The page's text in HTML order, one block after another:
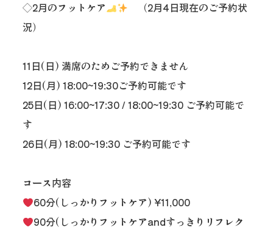
◇2月のフットケア
（2月4日現在のご予約状
況）
11日(日) 満席のためご予約できません
12日(月) 18:00~19:30ご予約可能です
25日(日) 16:00~17:30 / 18:00~19:30 ご予約可能で
す
26日(月) 18:00~19:30 ご予約可能です
コース内容
60分(しっかりフットケア) ¥11,000
90分(しっかりフットケアandすっきりリフレク